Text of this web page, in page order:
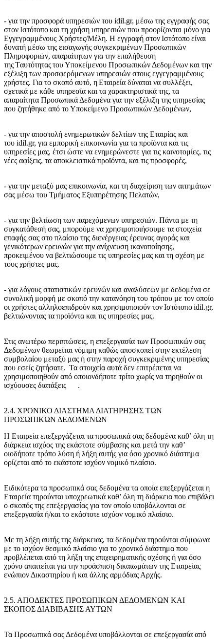
- για την προσφορά υπηρεσιών του idil.gr, μέσω της εγγραφής σας
στον Ιστότοπο και τη χρήση υπηρεσιών που προορίζονται μόνο για
Εγγεγραμμένους Χρήστες/Μέλη. Η εγγραφή στον Ιστότοπο είναι
δυνατή μέσω της εισαγωγής συγκεκριμένων Προσωπικών
Πληροφοριών, απαραίτητων για την επαλήθευση
της Tαυτότητας του Υποκείμενου Προσωπικών Δεδομένων και την
εξέλιξη των προσφερόμενων υπηρεσιών στους εγγεγραμμένους
χρήστες. Για το σκοπό αυτό, η Εταιρεία δύναται να συλλέξει,
σχετικά με κάθε υπηρεσία και τα χαρακτηριστικά της, τα
απαραίτητα Προσωπικά Δεδομένα για την εξέλιξη της υπηρεσίας
που ζητήθηκε από το Υποκείμενο Προσωπικών Δεδομένων,
- για την αποστολή ενημερωτικών δελτίων της Εταιρίας και
του idil.gr, για εμπορική επικοινωνία για τα προϊόντα και τις
υπηρεσίες μας, έτσι ώστε να ενημερώνεστε για τις καινοτομίες, τις
νέες αφίξεις, τα αποκλειστικά προϊόντα, και τις προσφορές,
- για την μεταξύ μας επικοινωνία, και τη διαχείριση των αιτημάτων
σας μέσω του Τμήματος Εξυπηρέτησης Πελατών,
- για την βελτίωση των παρεχόμενων υπηρεσιών. Πάντα με τη
συγκατάθεσή σας, μπορούμε να χρησιμοποιήσουμε τα στοιχεία
επαφής σας στο πλαίσιο της διενέργειας έρευνας αγοράς και
γενικότερων ερευνών για την ανίχνευση ικανοποίησης,
προκειμένου να βελτιώσουμε τις υπηρεσίες μας και τη σχέση με
τους χρήστες μας.
- για λόγους στατιστικών ερευνών και αναλύσεων με δεδομένα σε
συνολική μορφή με σκοπό την κατανόηση του τρόπου με τον οποίο
οι χρήστες αλληλοεπιδρούν και χρησιμοποιούν τον Ιστότοπο idil.gr,
βελτιώνοντας τα προϊόντα και τις υπηρεσίες μας.
Στις ανωτέρω περιπτώσεις, η επεξεργασία των Προσωπικών σας
Δεδομένων θεωρείται νόμιμη καθώς αποσκοπεί στην εκτέλεση
συμβολαίου μεταξύ μας ή στην παροχή συγκεκριμένης υπηρεσίας
που εσείς ζητήσατε. Τα στοιχεία αυτά δεν επιτρέπεται να
χρησιμοποιηθούν από οποιονδήποτε τρίτο χωρίς να τηρηθούν οι
ισχύουσες διατάξεις .
2.4. ΧΡΟΝΙΚΟ ΔΙΑΣΤΗΜΑ ΔΙΑΤΗΡΗΣΗΣ ΤΩΝ
ΠΡΟΣΩΠΙΚΩΝ ΔΕΔΟΜΕΝΩΝ
Η Εταιρεία επεξεργάζεται τα προσωπικά σας δεδομένα καθ’ όλη τη
διάρκεια ισχύος της εκάστοτε σύμβασης και μετά την καθ’
οιοδήποτε τρόπο λύση ή λήξη αυτής για όσο χρονικό διάστημα
ορίζεται από το εκάστοτε ισχύον νομικό πλαίσιο.
Ειδικότερα τα προσωπικά σας δεδομένα τα οποία επεξεργάζεται η
Εταιρεία τηρούνται υποχρεωτικά καθ’ όλη τη διάρκεια που επιβάλει
ο σκοπός της επεξεργασίας για τον οποίο υποβάλλονται σε
επεξεργασία ή/και το εκάστοτε ισχύον νομικό πλαίσιο.
Με τη λήξη αυτής της διάρκειας, τα δεδομένα τηρούνται σύμφωνα
με το ισχύον θεσμικό πλαίσιο για το χρονικό διάστημα που
προβλέπεται από τη λήξη της επιχειρηματικής σχέσης ή για όσο
χρόνο απαιτείται για την προάσπιση δικαιωμάτων της Εταιρείας
ενώπιον Δικαστηρίου ή και άλλης αρμόδιας Αρχής.
2.5. ΑΠΟΔΕΚΤΕΣ ΠΡΟΣΩΠΙΚΩΝ ΔΕΔΟΜΕΝΩΝ ΚΑΙ
ΣΚΟΠΟΣ ΔΙΑΒΙΒΑΣΗΣ ΑΥΤΩΝ
Τα Προσωπικά σας Δεδομένα υποβάλλονται σε επεξεργασία από